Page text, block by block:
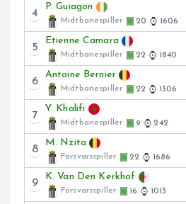
4
P. Guiagon
Midtbanespiller 20 1606
5
Etienne Camara
Midtbanespiller 22 1840
6
Antoine Bernier
Midtbanespiller 22 1306
7
Y. Khalifi
Midtbanespiller 9 242
8
M. Nzita
Forsvarsspiller 22 1686
9
K. Van Den Kerkhof
Forsvarsspiller 16 1013